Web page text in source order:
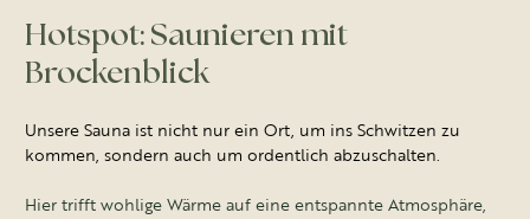
Hotspot: Saunieren mit
Brockenblick
Unsere Sauna ist nicht nur ein Ort, um ins Schwitzen zu
kommen, sondern auch um ordentlich abzuschalten.
Hier trifft wohlige Wärme auf eine entspannte Atmosphäre,